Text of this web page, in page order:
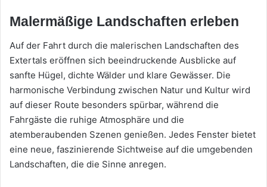
Malermäßige Landschaften erleben
Auf der Fahrt durch die malerischen Landschaften des
Extertals eröffnen sich beeindruckende Ausblicke auf
sanfte Hügel, dichte Wälder und klare Gewässer. Die
harmonische Verbindung zwischen Natur und Kultur wird
auf dieser Route besonders spürbar, während die
Fahrgäste die ruhige Atmosphäre und die
atemberaubenden Szenen genießen. Jedes Fenster bietet
eine neue, faszinierende Sichtweise auf die umgebenden
Landschaften, die die Sinne anregen.